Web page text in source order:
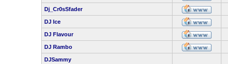
Dj_Cr0sSfader
DJ Ice
DJ Flavour
DJ Rambo
DJSammy